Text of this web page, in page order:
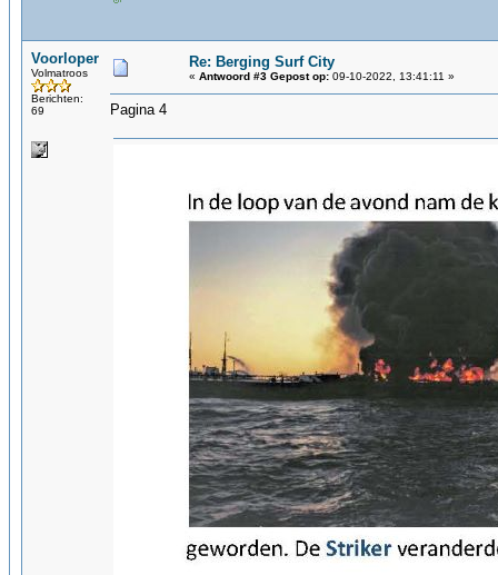
Voorloper
Volmatroos
Berichten:
69
Re: Berging Surf City
« Antwoord #3 Gepost op: 09-10-2022, 13:41:11 »
Pagina 4